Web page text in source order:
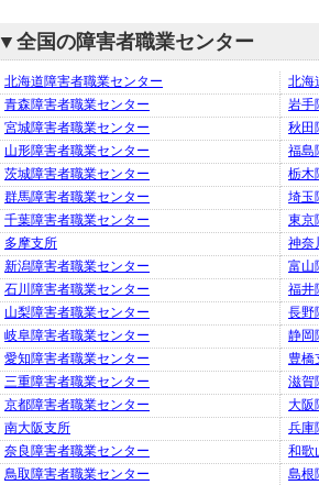
▼全国の障害者職業センター
北海道障害者職業センター
北海
青森障害者職業センター
岩手
宮城障害者職業センター
秋田
山形障害者職業センター
福島
茨城障害者職業センター
栃木
群馬障害者職業センター
埼玉
千葉障害者職業センター
東京
多摩支所
神奈
新潟障害者職業センター
富山
石川障害者職業センター
福井
山梨障害者職業センター
長野
岐阜障害者職業センター
静岡
愛知障害者職業センター
豊橋
三重障害者職業センター
滋賀
京都障害者職業センター
大阪
南大阪支所
兵庫
奈良障害者職業センター
和歌
鳥取障害者職業センター
島根